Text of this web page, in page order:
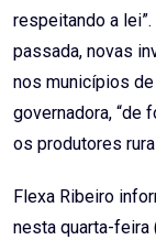
respeitando a
passada, novas
nos municípios de
governadora, “de
os produtores
Flexa Ribeiro
nesta quarta-feira